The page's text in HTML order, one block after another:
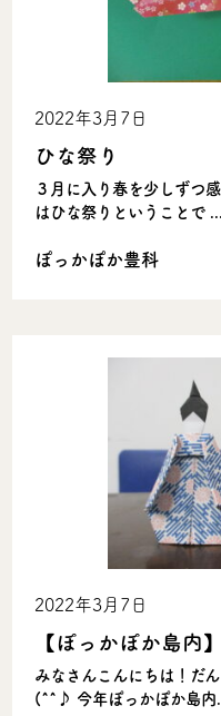
2022年3月7日
ひな祭り
３月に入り春を少しずつ
はひな祭りということで ...
ぽっかぽか豊科
2022年3月7日
【ぽっかぽか島
みなさんこんにちは！だ
(^^♪ 今年ぽっかぽか島内